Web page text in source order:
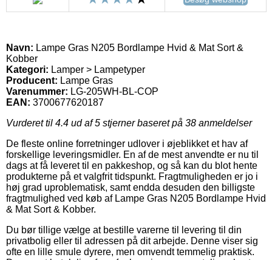
Navn: Lampe Gras N205 Bordlampe Hvid & Mat Sort &
Kobber
Kategori: Lamper > Lampetyper
Producent: Lampe Gras
Varenummer: LG-205WH-BL-COP
EAN: 3700677620187
Vurderet til 4.4 ud af 5 stjerner baseret på 38 anmeldelser
De fleste online forretninger udlover i øjeblikket et hav af
forskellige leveringsmidler. En af de mest anvendte er nu til
dags at få leveret til en pakkeshop, og så kan du blot hente
produkterne på et valgfrit tidspunkt. Fragtmuligheden er jo i
høj grad uproblematisk, samt endda desuden den billigste
fragtmulighed ved køb af Lampe Gras N205 Bordlampe Hvid
& Mat Sort & Kobber.
Du bør tillige vælge at bestille varerne til levering til din
privatbolig eller til adressen på dit arbejde. Denne viser sig
ofte en lille smule dyrere, men omvendt temmelig praktisk.